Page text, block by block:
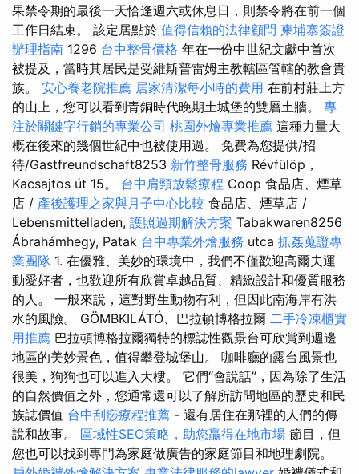
果禁令期的最後一天恰逢週六或休息日，則禁令將在前一個
工作日結束。 該定居點於 值得信賴的法律顧問 柬埔寨簽證
辦理指南 1296 台中整骨價格 年在一份中世紀文獻中首次
被提及，當時其居民是受維斯普雷姆主教轄區管轄的教會貴
族。 安心養老院推薦 居家清潔每小時的費用 在前村莊上方
的山上，您可以看到青銅時代晚期土城堡的雙層土牆。 專
注於關鍵字行銷的專業公司 桃園外燴專業推薦 這種力量大
概在後來的幾個世紀中也被使用過。 免費為您提供/招
待/Gastfreundschaft8253 新竹整骨服務 Révfülöp，
Kacsajtos út 15。 台中肩頸放鬆療程 Coop 食品店、煙草
店 / 產後護理之家與月子中心比較 食品店、煙草店 /
Lebensmittelladen, 護照過期解決方案 Tabakwaren8256
Ábrahámhegy, Patak 台中專業外燴服務 utca 抓姦蒐證專
業團隊 1. 在優雅、美妙的環境中，我們不僅歡迎高爾夫運
動愛好者，也歡迎所有欣賞卓越品質、精緻設計和優質服務
的人。 一般來說，這對野生動物有利，但因此南海岸有洪
水的風險。 GÖMBKILÁTÓ、巴拉頓博格拉爾 二手冷凍櫃實
用推薦 巴拉頓博格拉爾獨特的標誌性觀景台可欣賞到週邊
地區的美妙景色，值得攀登城堡山。 咖啡廳的露台風景也
很美，狗狗也可以進入大樓。 它們“會說話”，因為除了生活
的自然價值之外，您通常還可以了解所訪問地區的歷史和民
族誌價值 台中刮痧療程推薦 - 還有居住在那裡的人們的傳
說和故事。 區域性SEO策略，助您贏得在地市場 節目，但
您也可以找到專門為家庭做廣告的家庭節目和地理劇院。